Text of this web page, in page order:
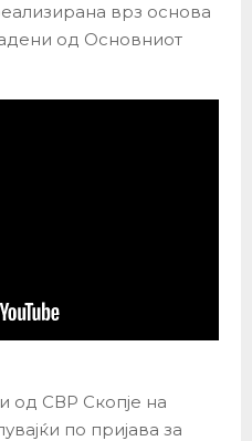
врз основа
од Основниот
од СВР Скопје на
по пријава за